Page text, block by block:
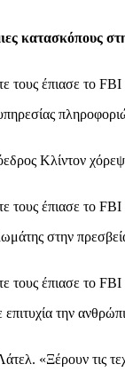
κατασκόπους
Κλίντον
στην
επιτυχία την
«Ξέρουν τις